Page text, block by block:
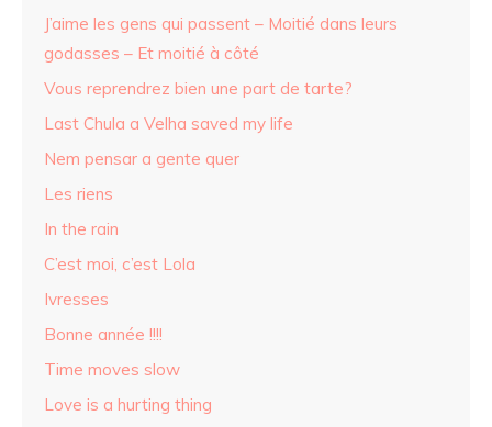
J’aime les gens qui passent – Moitié dans leurs
godasses – Et moitié à côté
Vous reprendrez bien une part de tarte?
Last Chula a Velha saved my life
Nem pensar a gente quer
Les riens
In the rain
C’est moi, c’est Lola
Ivresses
Bonne année !!!!
Time moves slow
Love is a hurting thing